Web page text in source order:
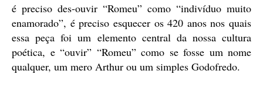
é preciso des-ouvir “Romeu” como “indivíduo muito
enamorado”, é preciso esquecer os 420 anos nos quais
essa peça foi um elemento central da nossa cultura
poética, e “ouvir” “Romeu” como se fosse um nome
qualquer, um mero Arthur ou um simples Godofredo.